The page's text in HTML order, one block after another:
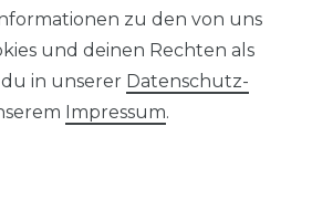
zu den von uns
und deinen Rechten als
in unserer Daten­schutz­
Impressum.
zzgl. Versandkosten.